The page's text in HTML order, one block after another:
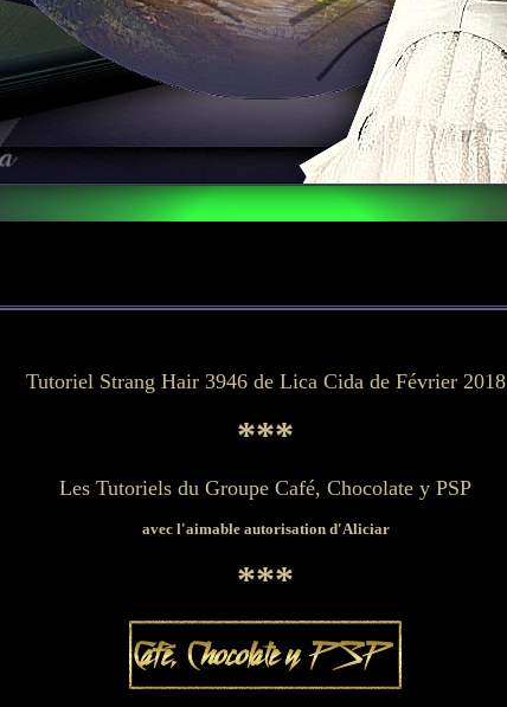
Tutoriel Strang Hair 3946 de Lica Cida de Février 2018
***
Les Tutoriels du Groupe Café, Chocolate y PSP
avec l'aimable autorisation d'Aliciar
***